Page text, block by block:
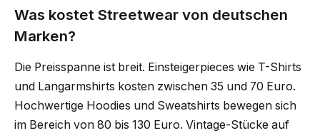
Was kostet Streetwear von deutschen
Marken?
Die Preisspanne ist breit. Einsteigerpieces wie T-Shirts
und Langarmshirts kosten zwischen 35 und 70 Euro.
Hochwertige Hoodies und Sweatshirts bewegen sich
im Bereich von 80 bis 130 Euro. Vintage-Stücke auf